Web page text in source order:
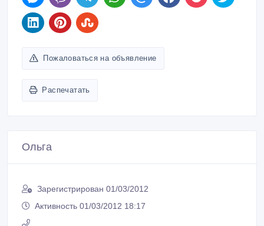
Пожаловаться на объявление
Распечатать
Oльга
Зарегистрирован 01/03/2012
Активность 01/03/2012 18:17